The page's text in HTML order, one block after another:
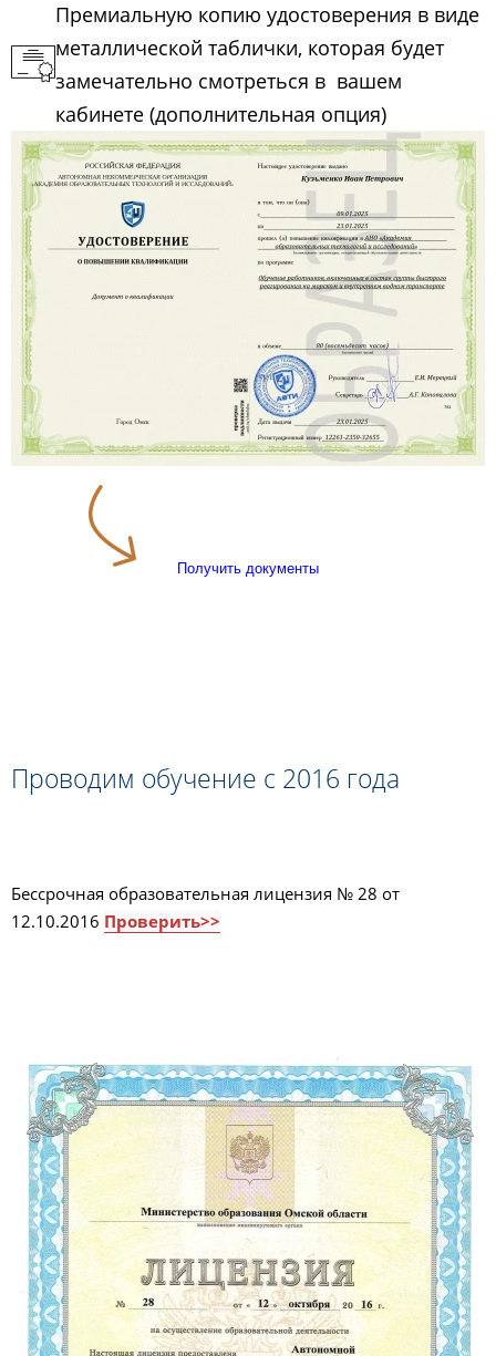
Премиальную копию удостоверения в виде
металлической таблички, которая будет
замечательно смотреться в вашем
кабинете (дополнительная опция)
Получить документы
Проводим обучение с 2016 года
Бессрочная образовательная лицензия № 28 от
12.10.2016 Проверить>>